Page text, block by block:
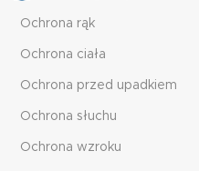
Ochrona rąk
Ochrona ciała
Ochrona przed upadkiem
Ochrona słuchu
Ochrona wzroku